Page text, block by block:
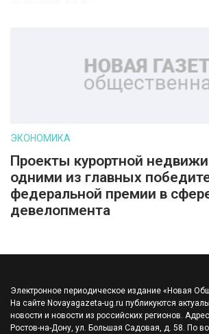
ЭКОНОМИКА
Проекты курортной
одними из главных
федеральной премии в
девелопмента
Электронное периодическое издание «Новая
На сайте Novayagazeta-ug.ru публикуются
новости и новости из российских регионов.
Ростов-на-Дону, ул. Большая Садовая, д. 58. По